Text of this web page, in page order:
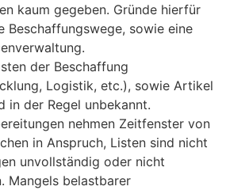
kaum gegeben. Gründe hierfür
Beschaffungswege, sowie eine
der Beschaffung
Logistik, etc.), sowie Artikel
in der Regel unbekannt.
nehmen Zeitfenster von
in Anspruch, Listen sind nicht
unvollständig oder nicht
Mangels belastbarer